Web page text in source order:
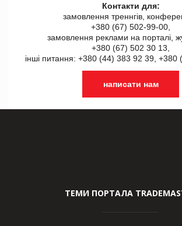
Контакти для:
замовлення треннгів,
+380 (67) 502-99-00,
замовлення реклами на порталі,
+380 (67) 502 30 13,
інші питання: +380 (44) 383 92 39, +380
написати нам
ТЕМИ ПОРТАЛА